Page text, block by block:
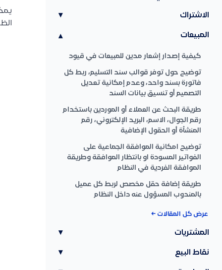
الاشتراك ▾
المبيعات ▾
كيفية إصدار إشعار مدين للمبيعات في قيود
توضيح حول توفر قوالب سند التسليم، ربط كل
فاتورة بسند واحد، وعدم إمكانية تعديل
التصميم أو تنسيق بيانات السند
طريقة البحث عن العملاء أو الموردين باستخدام
رقم الجوال، الاسم، البريد الإلكتروني، رقم
المنشأة أو الحقول الإضافية
توضيح امكانية الموافقة الجماعية على
الفواتير المسودة او بانتظار الموافقة وطريقة
الموافقة الفردية في النظام
طريقة إضافة حقل مخصص لربط كل عميل
بالمندوب المسؤول عنه داخل النظام
عرض كل المقالات ←
المشتريات ▾
نقاط البيع ▾